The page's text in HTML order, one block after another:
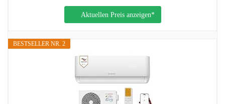
Aktuellen Preis anzeigen*
BESTSELLER NR. 2